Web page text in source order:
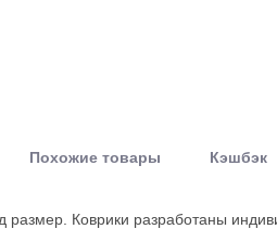
Похожие товары Кэшбэк
Коврики разработаны